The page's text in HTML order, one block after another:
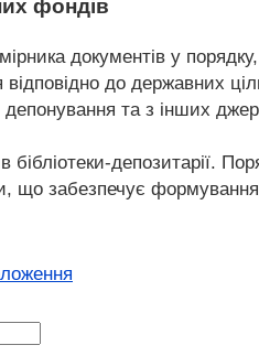
фондів
документів у
до державних
депонування та з інших
депозитарії.
що забезпечує